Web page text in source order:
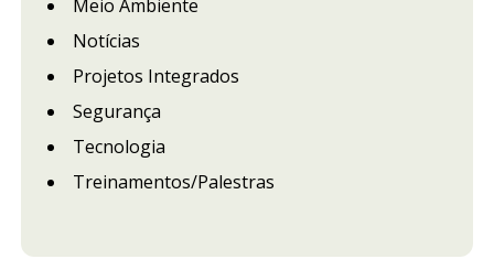
Meio Ambiente
Notícias
Projetos Integrados
Segurança
Tecnologia
Treinamentos/Palestras